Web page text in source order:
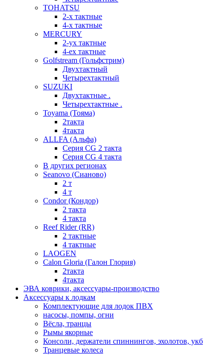
TOHATSU
2-х тактные
4-х тактные
MERCURY
2-ух тактные
4-ех тактные
Golfstream (Гольфстрим)
Двухтактный
Четырехтактный
SUZUKI
Двухтактные .
Четырехтактные .
Toyama (Тояма)
2такта
4такта
ALLFA (Альфа)
Серия СG 2 такта
Серия СG 4 такта
В других регионах
Seanovo (Сианово)
2 т
4 т
Condor (Кондор)
2 такта
4 такта
Reef Rider (RR)
2 тактные
4 тактные
LAOGEN
Calon Gloria (Галон Глория)
2такта
4такта
ЭВА коврики, аксессуары-производство
Аксессуары к лодкам
Комплектующие для лодок ПВХ
насосы, помпы, огни
Вёсла, транцы
Рымы якорные
Консоли, держатели спиннингов, эхолотов, укб
Транцевые колеса